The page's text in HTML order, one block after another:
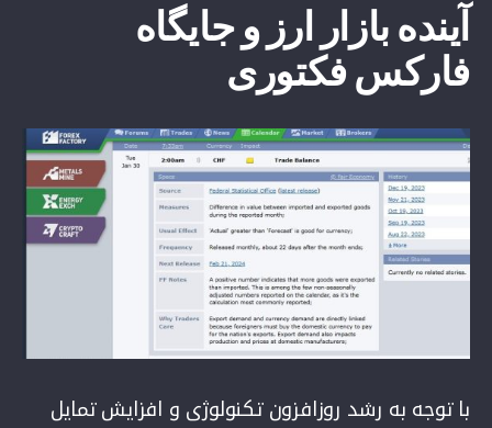
آینده بازار ارز و جایگاه
فارکس فکتوری
با توجه به رشد روزافزون تکنولوژی و افزایش تمایل